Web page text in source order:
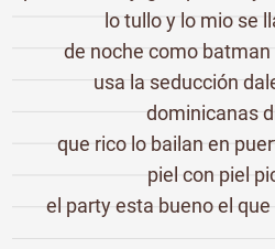
lo tullo y lo mio se
de noche como
usa la seducción
dominicanas
que rico lo bailan en
piel con piel
el party esta bueno el